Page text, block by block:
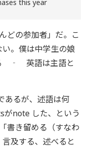
this year
どの参加者」だ。こ
。僕は中学生の娘
る ‐ 英語は主語と
あるが、述語は何
note した、という
書き留める（すなわ
及する、述べると